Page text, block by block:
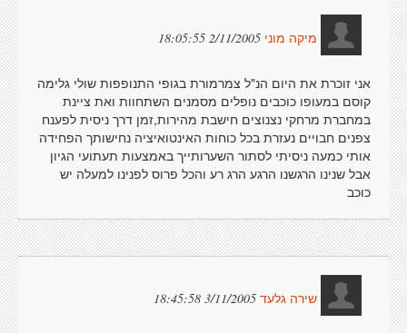
מיקה מוני 2/11/2005 18:05:55
אני זוכרת את היום הנ"ל צמרמורת בגופי התנופפות שולי גלימה
קוסם במעופו כוכבים נופלים מסמנים השתחוות ואת ציינת
במחברת מרחקי נצנוצים חישבת מהירות,זמן דרך ניסית לפענח
צפנים חבויים נעזרת בכל כוחות האינטואיציה נחישותך הפחידה
אותי כמעה ניסיתי לסתור השערותייך באמצעות תעתועי הגיון
אבל שנינו הרגשנו הרגע הרג רע והכל פרוס לפנינו למעלה יש
כוכב
שירה גלעד 3/11/2005 18:45:58